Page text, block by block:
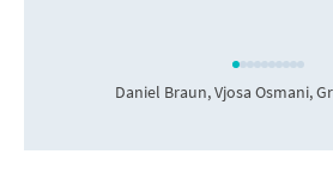
Daniel Braun, Vjosa Osmani,